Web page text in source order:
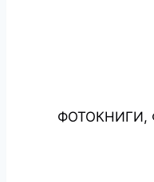
ФОТОКНИГИ,